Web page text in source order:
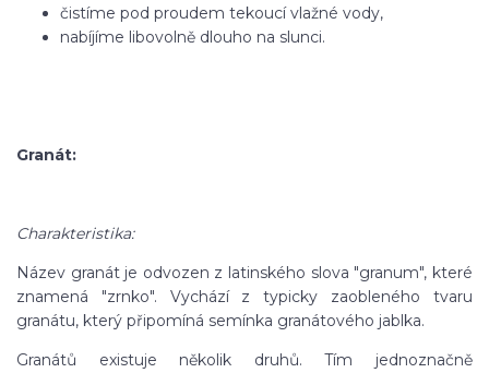
čistíme pod proudem tekoucí vlažné vody,
nabíjíme libovolně dlouho na slunci.
Granát:
Charakteristika:
Název granát je odvozen z latinského slova "granum", které
znamená "zrnko". Vychází z typicky zaobleného tvaru
granátu, který připomíná semínka granátového jablka.
Granátů existuje několik druhů. Tím jednoznačně